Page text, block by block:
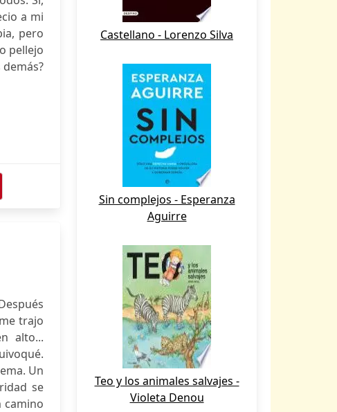
a mi
pero
pellejo
trajo
alto...
Un
se
camino
Castellano - Lorenzo Silva
Sin complejos - Esperanza
Aguirre
Teo y los animales salvajes -
Violeta Denou